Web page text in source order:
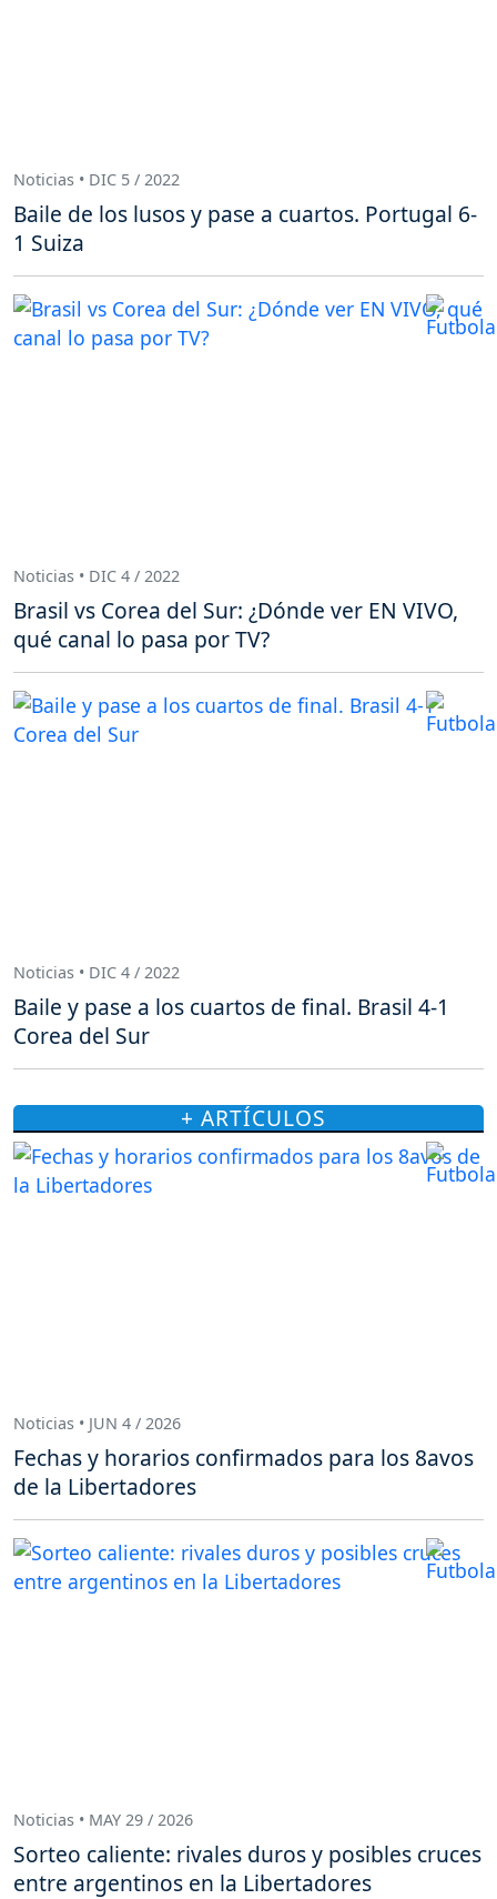
Noticias • DIC 5 / 2022
Baile de los lusos y pase a cuartos. Portugal 6-
1 Suiza
Noticias • DIC 4 / 2022
Brasil vs Corea del Sur: ¿Dónde ver EN VIVO,
qué canal lo pasa por TV?
Noticias • DIC 4 / 2022
Baile y pase a los cuartos de final. Brasil 4-1
Corea del Sur
+ ARTÍCULOS
Noticias • JUN 4 / 2026
Fechas y horarios confirmados para los 8avos
de la Libertadores
Noticias • MAY 29 / 2026
Sorteo caliente: rivales duros y posibles cruces
entre argentinos en la Libertadores